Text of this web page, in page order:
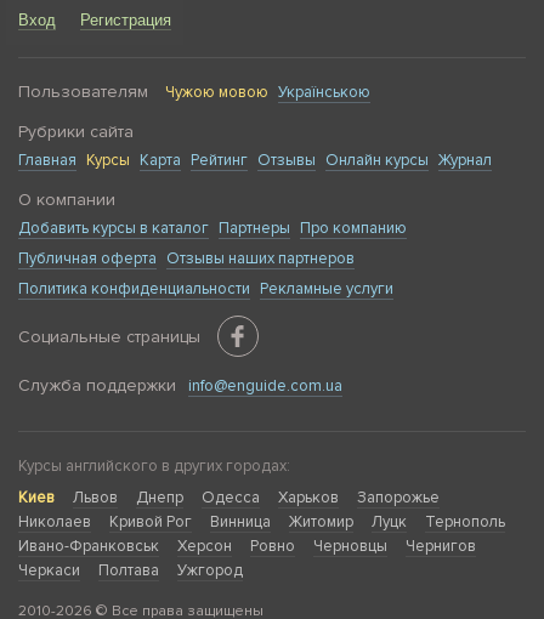
Вход Регистрация
Пользователям Чужою мовою Українською
Рубрики сайта
Главная Курсы Карта Рейтинг Отзывы Онлайн курсы Журнал
О компании
Добавить курсы в каталог Партнеры
Про компанию
Публичная оферта
Отзывы наших партнеров
Политика конфиденциальности
Рекламные услуги
Социальные страницы
Служба поддержки info@enguide.com.ua
Курсы английского в других городах:
Киев
Львов Днепр Одесса Харьков
Запорожье
Николаев
Кривой Рог Винница Житомир Луцк
Тернополь
Ивано-Франковськ
Херсон Ровно Черновцы
Чернигов
Черкаси
Полтава Ужгород
2010-2026 © Все права защищены